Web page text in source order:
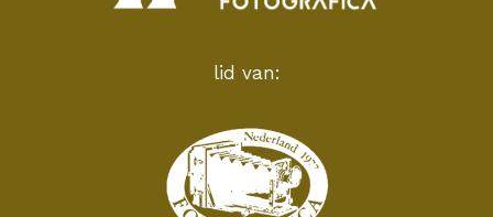
lid van: